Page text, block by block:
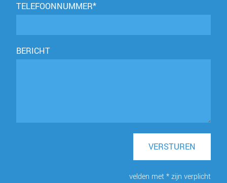
TELEFOONNUMMER*
BERICHT
VERSTUREN
velden met * zijn verplicht